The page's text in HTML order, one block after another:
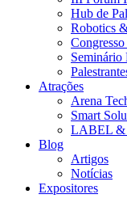
Hub de
Robotics
Seminário
Atrações
Arena
Smart
LABEL &
Blog
Artigos
Notícias
Expositores